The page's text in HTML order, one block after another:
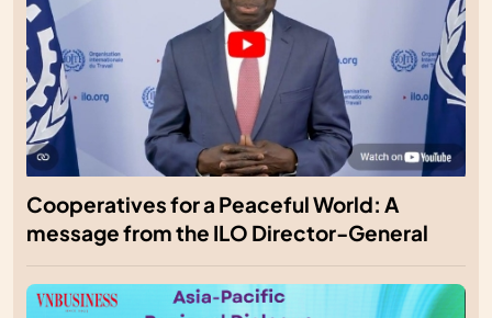
Cooperatives for a Peaceful World: A
message from the ILO Director-General